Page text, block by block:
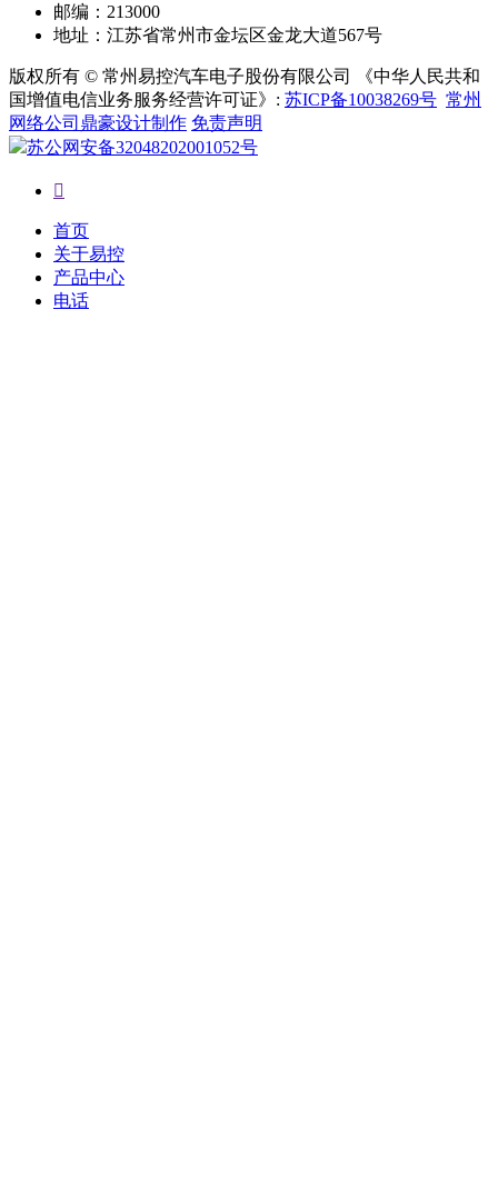
邮编：213000
地址：江苏省常州市金坛区金龙大道567号
版权所有 © 常州易控汽车电子股份有限公司 《中华人民共和
国增值电信业务服务经营许可证》: 苏ICP备10038269号 常州
网络公司鼎豪设计制作 免责声明
苏公网安备32048202001052号

首页
关于易控
产品中心
电话